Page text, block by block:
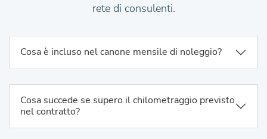
rete di consulenti.
Cosa è incluso nel canone mensile di noleggio?
Cosa succede se supero il chilometraggio previsto
nel contratto?